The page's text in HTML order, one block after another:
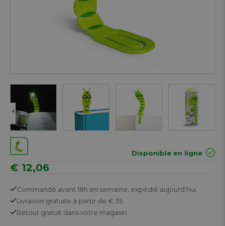
Disponible en ligne
€ 12,06
Commandé avant 18h en semaine, expédié aujourd’hui.
Livraison gratuite à partir de € 35
Retour gratuit dans votre magasin